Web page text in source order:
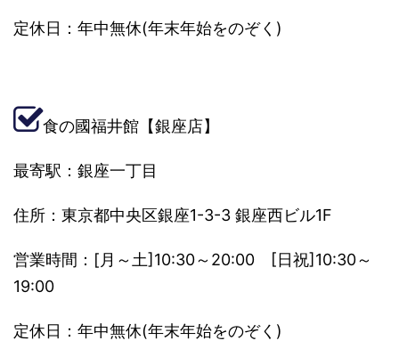
定休日：年中無休(年末年始をのぞく)
食の國福井館【銀座店】
最寄駅：銀座一丁目
住所：東京都中央区銀座1-3-3 銀座西ビル1F
営業時間：[月～土]10:30～20:00 [日祝]10:30～
19:00
定休日：年中無休(年末年始をのぞく)